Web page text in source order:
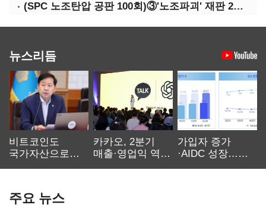
(SPC 노조탄압 공판 100회)③'노조파괴' 재판 2년 만의 증언…파리바게뜨 지회장 "허영인에 엄벌을"
뉴스리듬
비트코인도
국가자산으로…'
카카오, 2분기
매출·영업익 역대
가입자 증가
·AIDC 성장…
주요 뉴스